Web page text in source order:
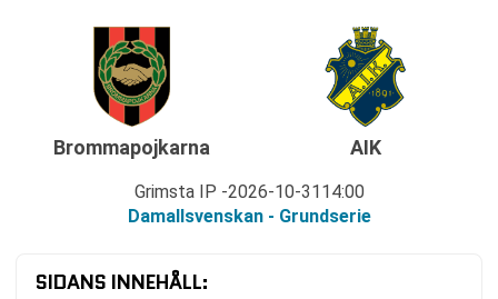
Brommapojkarna
Grimsta IP 2026-10-31 14:00
Damallsvenskan - Grundserie
AIK
SIDANS INNEHÅLL: